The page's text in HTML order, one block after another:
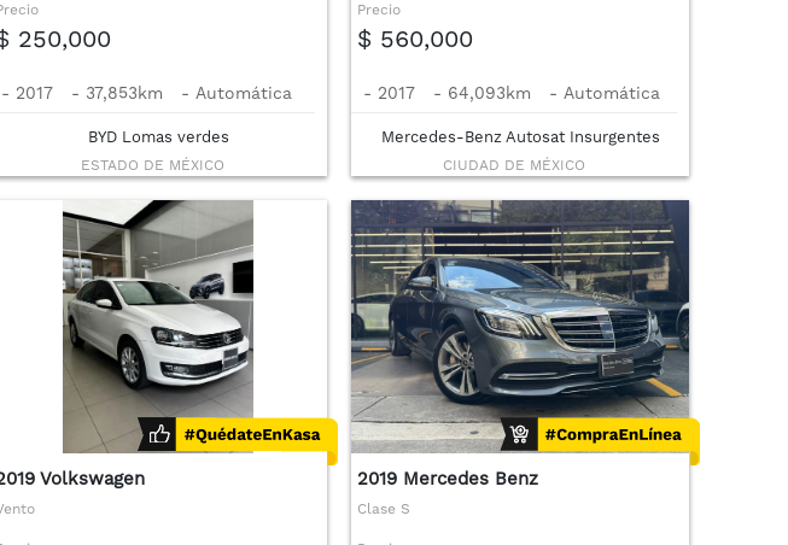
250,000
- 2017 - 37,853km - Automática
BYD Lomas verdes
ESTADO DE MÉXICO
Precio
$ 560,000
- 2017 - 64,093km - Automática
Mercedes-Benz Autosat Insurgentes
CIUDAD DE MÉXICO
Volkswagen 2019 Mercedes Benz
Clase S